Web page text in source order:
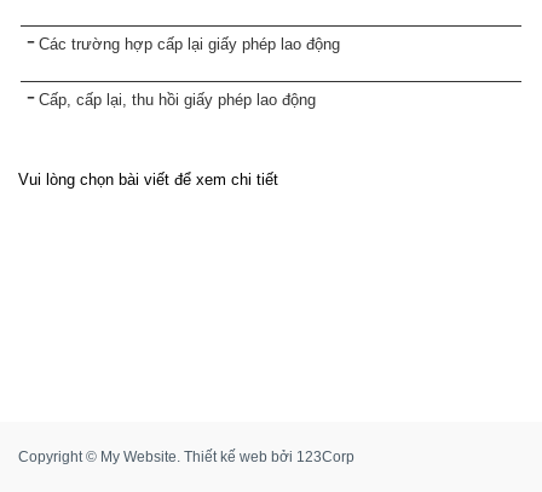
Các trường hợp cấp lại giấy phép lao động
Cấp, cấp lại, thu hồi giấy phép lao động
Vui lòng chọn bài viết để xem chi tiết
Copyright © My Website. Thiết kế web bởi 123Corp